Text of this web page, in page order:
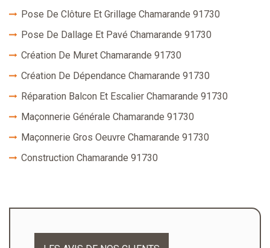
Pose De Clôture Et Grillage Chamarande 91730
Pose De Dallage Et Pavé Chamarande 91730
Création De Muret Chamarande 91730
Création De Dépendance Chamarande 91730
Réparation Balcon Et Escalier Chamarande 91730
Maçonnerie Générale Chamarande 91730
Maçonnerie Gros Oeuvre Chamarande 91730
Construction Chamarande 91730